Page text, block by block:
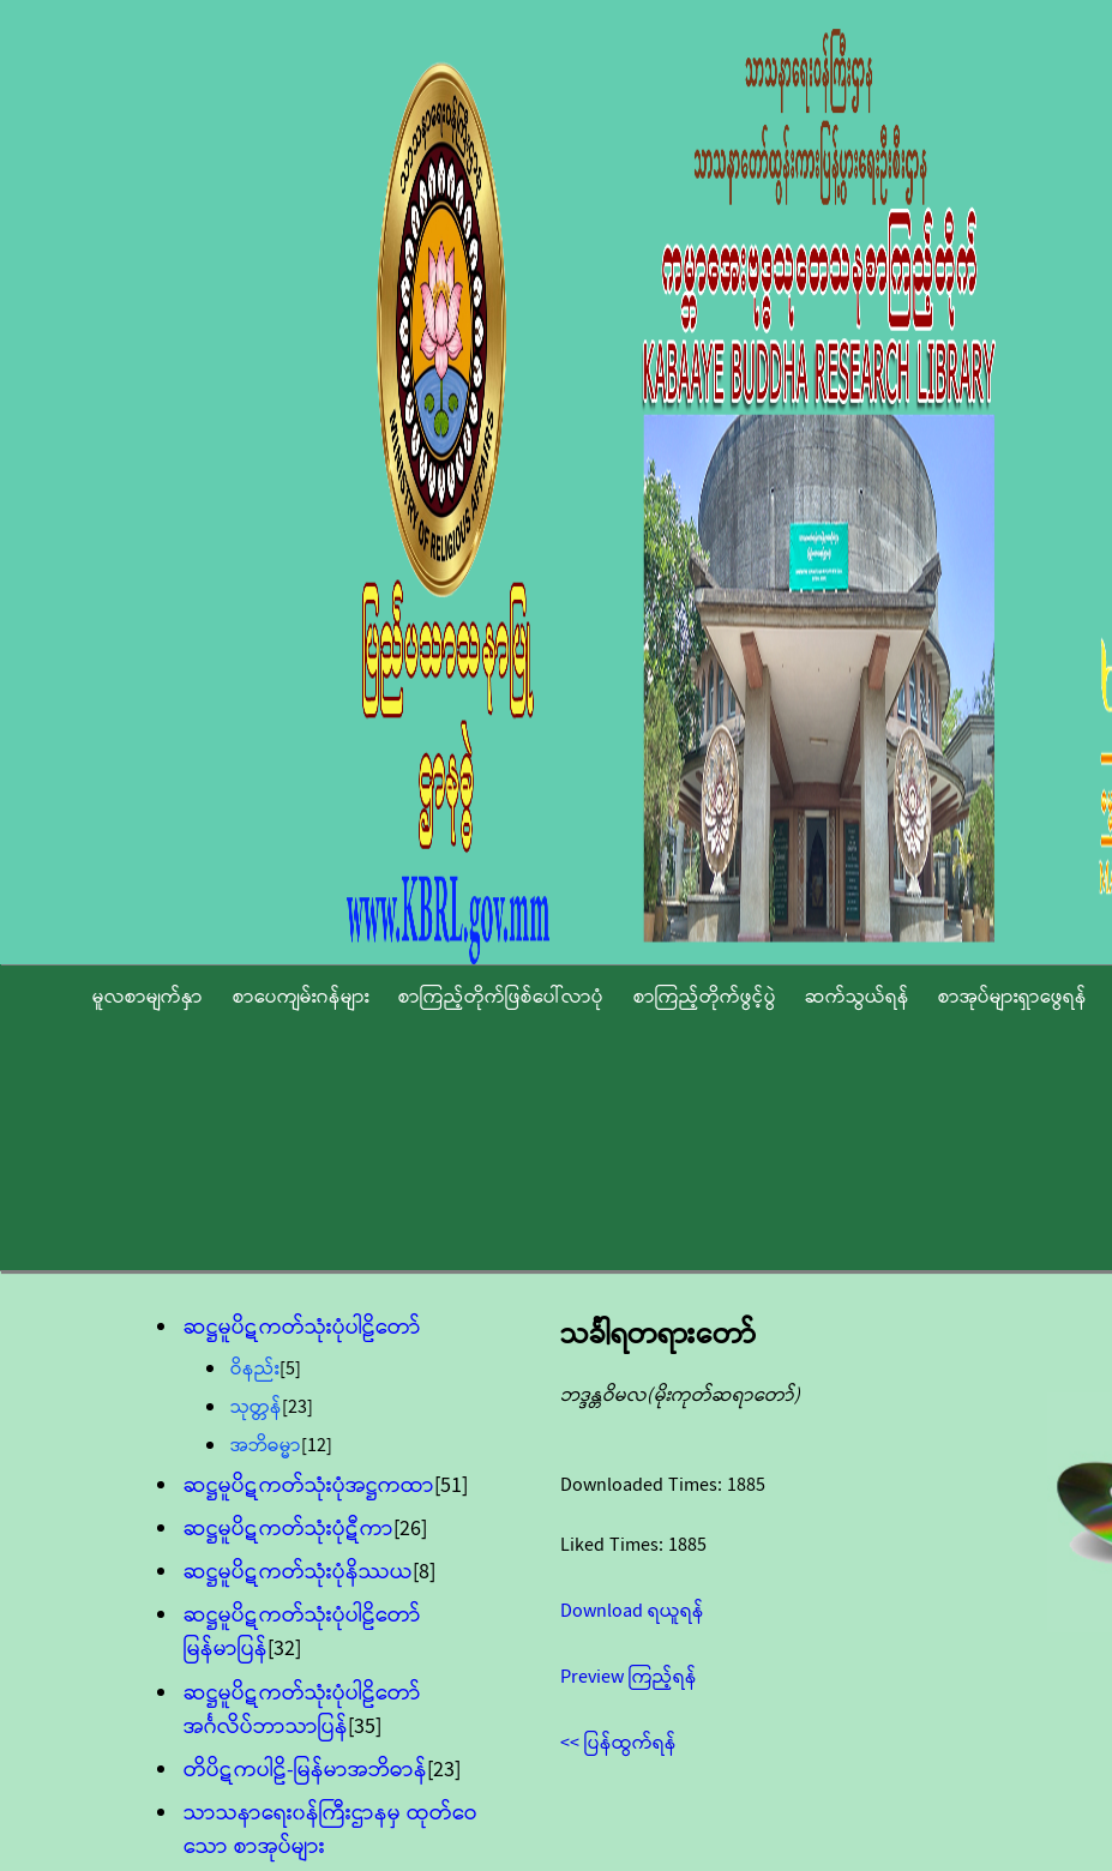
မူလစာမျက်နှာ စာပေကျမ်းဂန်များ စာကြည့်တိုက်ဖြစ်ပေါ်လာပုံ စာကြည့်တိုက်ဖွင့်ပွဲ ဆက်သွယ်ရန် စာအုပ်များရှာဖွေရန်
ဆဋ္ဌမူပိဋကတ်သုံးပုံပါဠိတော်
ဝိနည်း[5]
သုတ္တန်[23]
အဘိဓမ္မာ[12]
ဆဋ္ဌမူပိဋကတ်သုံးပုံအဋ္ဌကထာ[51]
ဆဋ္ဌမူပိဋကတ်သုံးပုံဋီကာ[26]
ဆဋ္ဌမူပိဋကတ်သုံးပုံနိဿယ[8]
ဆဋ္ဌမူပိဋကတ်သုံးပုံပါဠိတော်
မြန်မာပြန်[32]
ဆဋ္ဌမူပိဋကတ်သုံးပုံပါဠိတော်
အင်္ဂလိပ်ဘာသာပြန်[35]
တိပိဋကပါဠိ-မြန်မာအဘိဓာန်[23]
သာသနာရေး၀န်ကြီးဌာနမှ ထုတ်ဝေ
သော စာအုပ်များ
သင်္ခါရတရားတော်
ဘဒ္ဒန္တဝိမလ(မိုးကုတ်ဆရာတော်)
Downloaded Times: 1885
Liked Times: 1885
Download ရယူရန်
Preview ကြည့်ရန်
<< ပြန်ထွက်ရန်